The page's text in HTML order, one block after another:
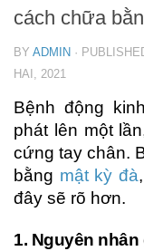
cách chữa
BY ADMIN ·
HAI, 2021
Bệnh động
phát lên một
cứng tay chân.
bằng mật kỳ đà
đây sẽ rõ hơn.
1. Nguyên